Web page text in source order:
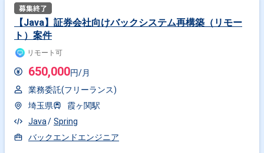
【Java】証券会社向けバックシステム再構築（リモー
ト）案件
リモート可
650,000円/月
業務委託(フリーランス)
埼玉県
霞ヶ関駅
Java
Spring
バックエンドエンジニア